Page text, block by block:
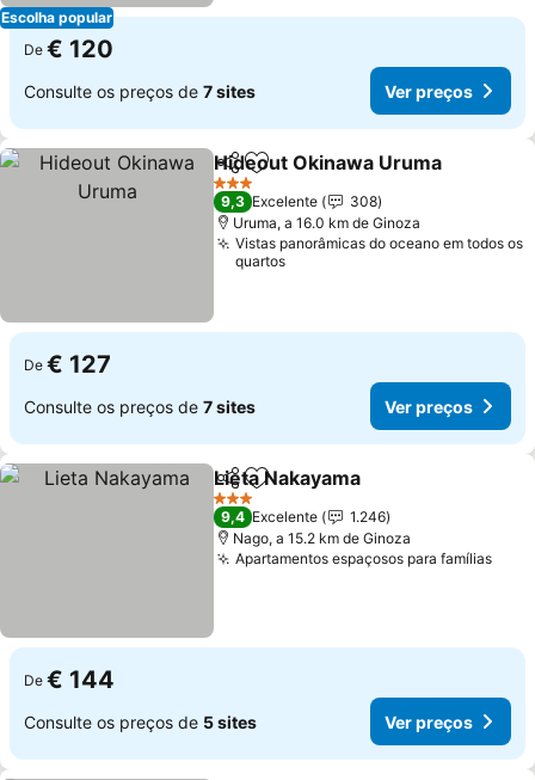
Escolha popular
De € 120
Consulte os preços de 7 sites Ver preços
PartilharAdicionar aos favoritos
Hideout Okinawa Uruma
3 Estrelas
9,3 Excelente
308
Uruma, a 16.0 km de Ginoza
Vistas panorâmicas do oceano em todos os
quartos
De € 127
Consulte os preços de 7 sites Ver preços
PartilharAdicionar aos favoritos
Lieta Nakayama
3 Estrelas
9,4 Excelente
1.246
Nago, a 15.2 km de Ginoza
Apartamentos espaçosos para famíliasVer
De € 144
Consulte os preços de 5 sites Ver preços